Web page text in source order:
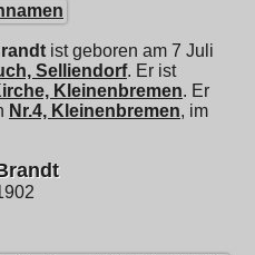
ist geboren am 7 Juli
Selliendorf. Er ist
Kleinenbremen. Er
Nr.4, Kleinenbremen, im